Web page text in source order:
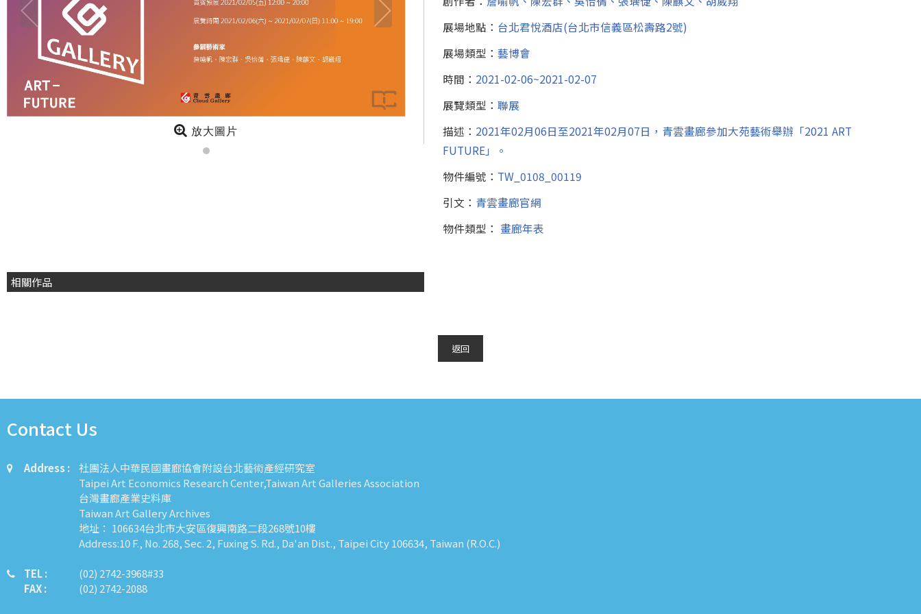
放大圖片
展場地點： 台北君悅酒店(台北市信義區松壽路2號)
展場類型： 藝博會
時間： 2021-02-06~2021-02-07
展覽類型： 聯展
描述： 2021年02月06日至2021年02月07日，青雲畫廊參加大苑藝術舉辦「2021 ART
FUTURE」。
物件編號： TW_0108_00119
引文： 青雲畫廊官網
物件類型： 畫廊年表
相關作品
返回
Contact Us
Address :
社團法人中華民國畫廊協會附設台北藝術產經研究室
Taipei Art Economics Research Center,Taiwan Art Galleries Association
台灣畫廊產業史料庫
Taiwan Art Gallery Archives
地址： 106634台北市大安區復興南路二段268號10樓
Address:10 F., No. 268, Sec. 2, Fuxing S. Rd., Da'an Dist., Taipei City 106634, Taiwan (R.O.C.)
TEL :
FAX :
​​​​(02) 2742-3968#33
(02) 2742-2088